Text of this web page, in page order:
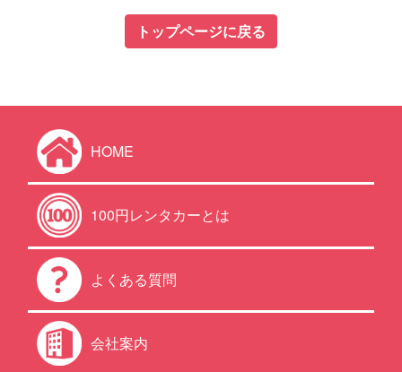
トップページに戻る
HOME
100円レンタカーとは
よくある質問
会社案内